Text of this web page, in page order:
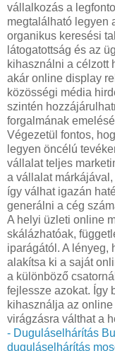
vállalkozás a
megtalálható legyen
organikus keresési
látogatottság és az
kihasználni a célzott
akár online display
közösségi média
szintén
forgalmának
Végezetül fontos,
legyen öncélú
vállalat teljes
a vállalat
így válhat igazán
generálni a cég
A helyi üzleti online
skálázhatóak,
iparágától. A lényeg,
alakítsa ki a saját
a különböző
fejlessze azokat. Így
kihasználja az
virágzásra válthat a
- Duguláselhárítás
duguláselhárítás